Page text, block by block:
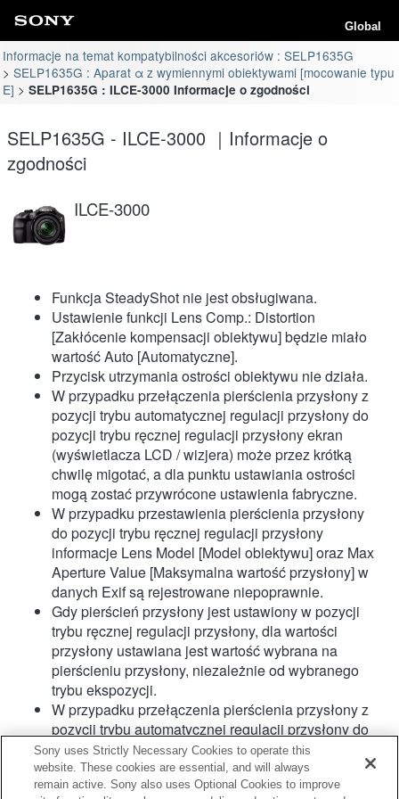
Global
Informacje na temat kompatybilności akcesoriów : SELP1635G
SELP1635G : Aparat α z wymiennymi obiektywami [mocowanie typu
E]
SELP1635G : ILCE-3000 Informacje o zgodności
SELP1635G - ILCE-3000 ｜Informacje o
zgodności
ILCE-3000
Funkcja SteadyShot nie jest obsługiwana.
Ustawienie funkcji Lens Comp.: Distortion
[Zakłócenie kompensacji obiektywu] będzie miało
wartość Auto [Automatyczne].
Przycisk utrzymania ostrości obiektywu nie działa.
W przypadku przełączenia pierścienia przysłony z
pozycji trybu automatycznej regulacji przysłony do
pozycji trybu ręcznej regulacji przysłony ekran
(wyświetlacza LCD / wizjera) może przez krótką
chwilę migotać, a dla punktu ustawiania ostrości
mogą zostać przywrócone ustawienia fabryczne.
W przypadku przestawienia pierścienia przysłony
do pozycji trybu ręcznej regulacji przysłony
informacje Lens Model [Model obiektywu] oraz Max
Aperture Value [Maksymalna wartość przysłony] w
danych Exif są rejestrowane niepoprawnie.
Gdy pierścień przysłony jest ustawiony w pozycji
trybu ręcznej regulacji przysłony, dla wartości
przysłony ustawiana jest wartość wybrana na
pierścieniu przysłony, niezależnie od wybranego
trybu ekspozycji.
W przypadku przełączenia pierścienia przysłony z
pozycji trybu automatycznej regulacji przysłony do
pozycji trybu ręcznej regulacji przysłony podczas
nagrywania filmu nagrywanie zostanie przerwane.
W przypadku przekręcenia pierścienia przysłony
Sony uses Strictly Necessary Cookies to operate this
website. These cookies are essential, and will always
remain active. Sony also uses Optional Cookies to improve